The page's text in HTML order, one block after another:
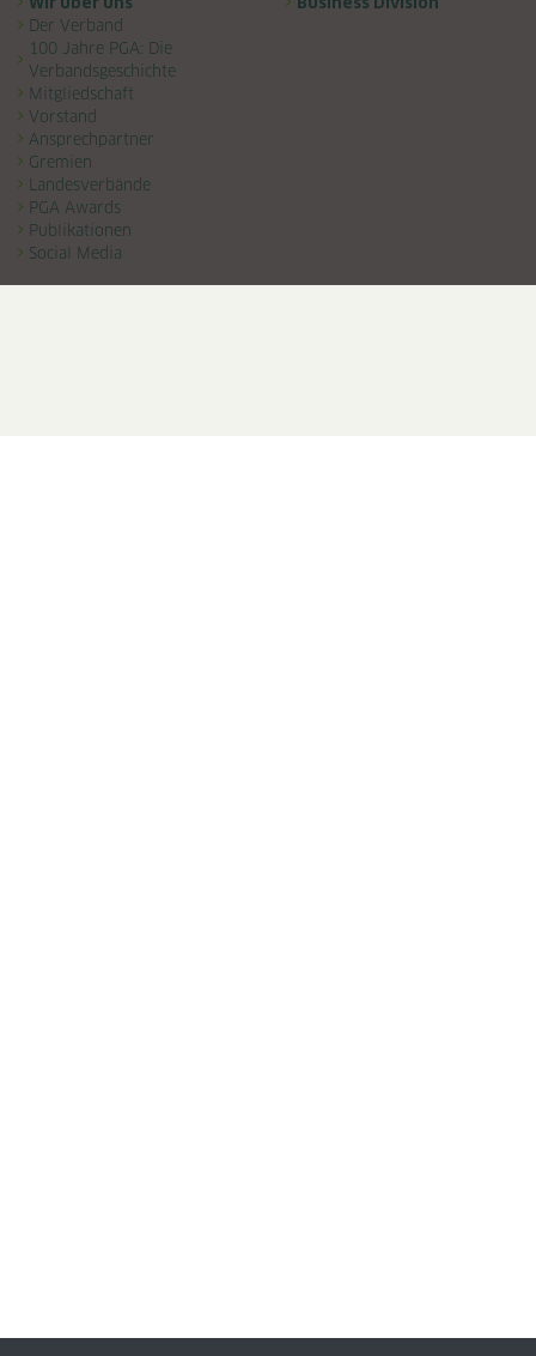
Der Verband
100 Jahre PGA: Die
Verbandsgeschichte
Mitgliedschaft
Vorstand
Ansprechpartner
Gremien
Landesverbände
PGA Awards
Publikationen
Social Media